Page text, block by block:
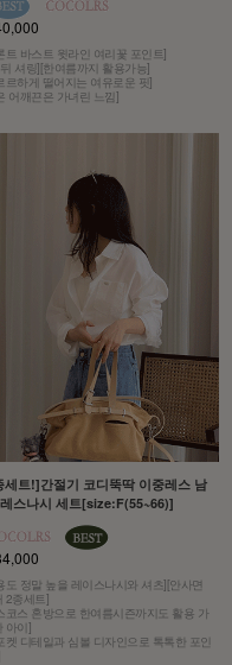
트 바스트 윗라인 여리꽃 포인트]
셔링][한여름까지 활용가능]
르하게 떨어지는 여유로운 핏]
어깨끈은 가녀린 느낌]
세트!]간절기 코디뚝딱 이중레스 남
스나시 세트[size:F(55~66)]
도 정말 높을 레이스나시와 셔츠][안사면
2종세트]
코스 혼방으로 한여름시즌까지도 활용 가
아이]
켓 디테일과 심볼 디자인으로 톡톡한 포인